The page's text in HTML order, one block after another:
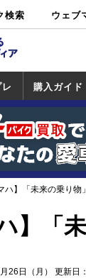
検索
検
検
検
ウェブ
購入ガイド
一覧
ハ】「未来の乗り
】「
26日（月） 更新日